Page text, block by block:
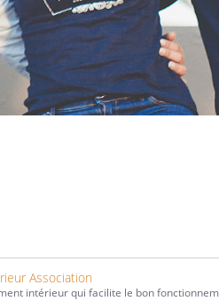
Association
intérieur qui facilite le bon